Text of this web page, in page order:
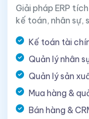
Giải pháp ERP
kế toán, nhân sự,
Kế toán tài
Quản lý nhân
Quản lý sản
Mua hàng &
Bán hàng &